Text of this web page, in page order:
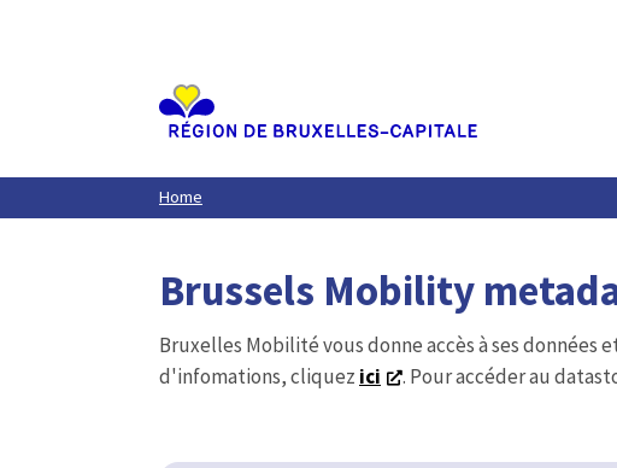
Home
Brussels Mobility
Bruxelles Mobilité vous donne accès à ses
d'infomations, cliquez ici . Pour accéder au